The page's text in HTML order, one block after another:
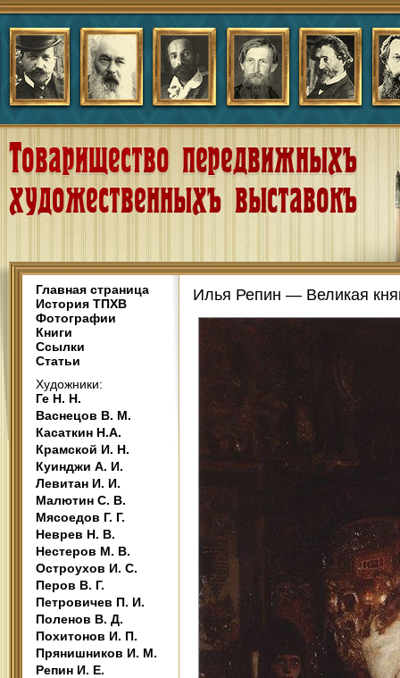
Главная страница
История ТПХВ
Фотографии
Книги
Ссылки
Статьи
Художники:
Ге Н. Н.
Васнецов В. М.
Касаткин Н.А.
Крамской И. Н.
Куинджи А. И.
Левитан И. И.
Малютин С. В.
Мясоедов Г. Г.
Неврев Н. В.
Нестеров М. В.
Остроухов И. С.
Перов В. Г.
Петровичев П. И.
Поленов В. Д.
Похитонов И. П.
Прянишников И. М.
Репин И. Е.
Илья Репин — Великая